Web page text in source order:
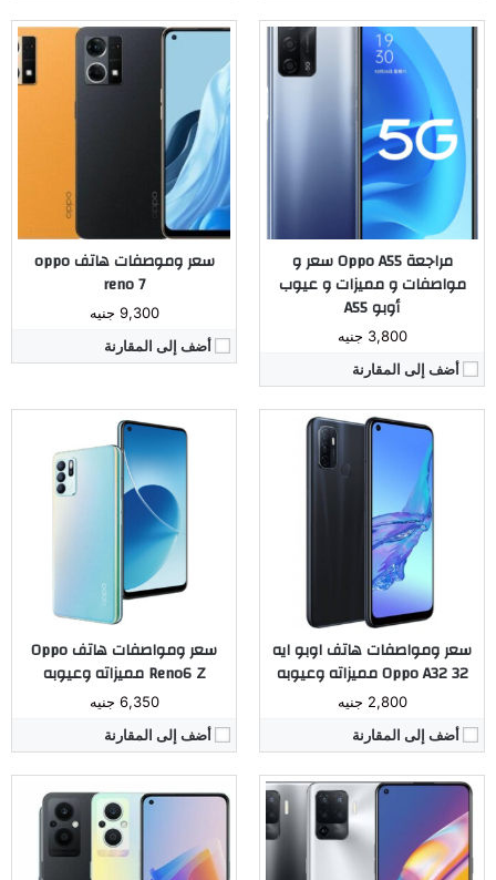
مراجعة Oppo A55 سعر و
مواصفات و مميزات و عيوب
أوبو A55
3,800 جنيه
أضف إلى المقارنة
سعر وموصفات هاتف oppo
reno 7
9,300 جنيه
أضف إلى المقارنة
سعر ومواصفات هاتف اوبو ايه
32 Oppo A32 مميزاته وعيوبه
2,800 جنيه
أضف إلى المقارنة
المُعالج:Snapdragon 460 ثماني النواة بمعمارية 11 نانومتر
الكاميرا:
ذاكرة داخليه / رام:
الشاشة:6.5 بوصة
البطارية:
نظام التشغيل:اندرويد 10
مراجعة كاملة ←
سعر ومواصفات هاتف Oppo
Reno6 Z مميزاته وعيوبه
6,350 جنيه
أضف إلى المقارنة
المُعالج:
الكاميرا:
ذاكرة داخليه / رام:
الشاشة:6.4 بوصة سوبر اموليد
البطارية:4310 ملي امبير
نظام التشغيل:
مراجعة كاملة ←
المُعالج:Helio P95
الكاميرا:
ذاكرة داخليه / رام:
الشاشة:6.4 بوصة
4310 ملي امبير
نظام التشغيل:اندرويد 11
مراجعة كاملة ←
المُعالج:Qualcomm Snapdragon 690G 5G
الخلفية 64/ 2 / 2 ميجا بيكسل _ الأمامية 16 ميجا بيكسا
ذاكرة داخليه / رام:
الشاشة:6.43 بوصة _ AMOLED
البطارية:4500 أمبير
نظام التشغيل:
مراجعة كاملة ←
المُعالج:
الكاميرا:خلفية 48 - 8 - 2 - 2 ميجابيكسل - أمامية 44 ميجابيكسل
ذاكرة داخليه / رام:
المُعالج:Snapdragon 870 5G
ذاكرة داخليه / رام:128 / 8 جيجابايت او 256 / 12 جيجابايت
الشاشة:6.55 بوصة سوبر اموليد